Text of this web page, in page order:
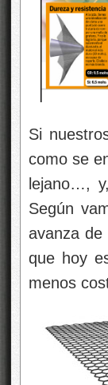
Si
como se
lejano…,
Según
avanza
que hoy
menos